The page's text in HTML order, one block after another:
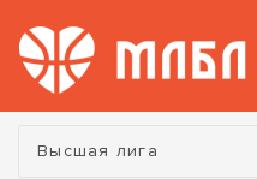
Турнир:
Высшая лига